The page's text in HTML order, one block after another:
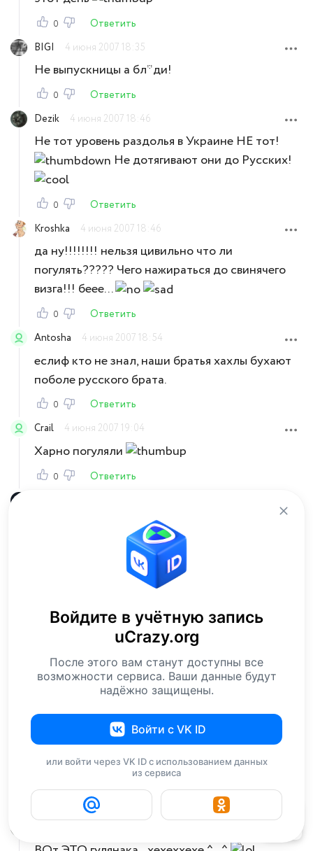
0
Ответить
BIGI
4 июня 2007 18:35
Не выпускницы а бл*ди!
0
Ответить
Dezik
4 июня 2007 18:46
Не тот уровень раздолья в Украине НЕ тот!
Не дотягивают они до Русских!
0
Ответить
Kroshka
4 июня 2007 18:46
да ну!!!!!!!! нельзя цивильно что ли
погулять????? Чего нажираться до свинячего
визга!!! беее...
0
Ответить
Antosha
4 июня 2007 18:54
еслиф кто не знал, наши братья хахлы бухают
поболе русского брата.
0
Ответить
Crail
4 июня 2007 19:04
Харно погуляли
0
Ответить
смотря на такие фотографии и вспоминая свой
последний звонок я думаю "мож я чето в жизни
у нас вес было мило и очень тепло да
0
Ответить
4 июня 2007 19:52
мне вот интересно, и что им не стыдно? я не
про то что типо как они себя видут, а про то
Ответить
4 июня 2007 20:23
Ответить
Войдите в учётную запись
uCrazy.org
После этого вам станут доступны все
возможности сервиса. Ваши данные будут
надёжно защищены.
Войти с VK ID
или войти через VK ID с использованием данных
из сервиса